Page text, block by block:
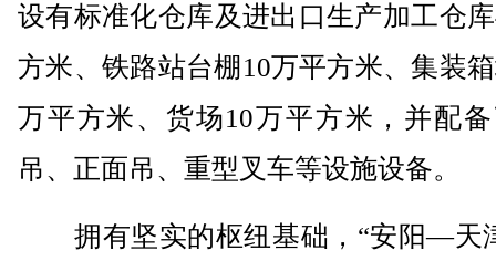
设有标准化仓库及进出口生产加工仓
方米、铁路站台棚10万平方米、集装
万平方米、货场10万平方米，并配
吊、正面吊、重型叉车等设施设备。
拥有坚实的枢纽基础，“安阳—天